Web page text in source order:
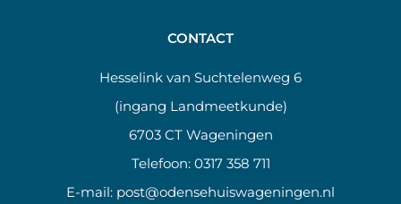
CONTACT
Hesselink van Suchtelenweg 6
(ingang Landmeetkunde)
6703 CT Wageningen
Telefoon: 0317 358 711
E-mail: post@odensehuiswageningen.nl